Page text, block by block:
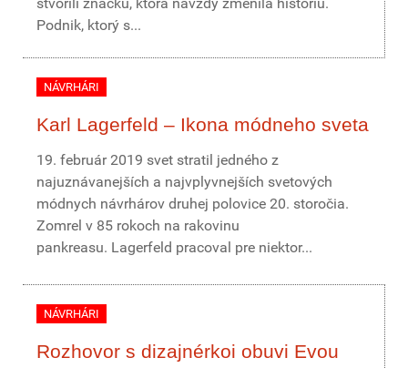
Podnik, ktorý s...
NÁVRHÁRI
Karl Lagerfeld – Ikona módneho sveta
19. február 2019 svet stratil jedného z
najuznávanejších a najvplyvnejších svetových
módnych návrhárov druhej polovice 20. storočia.
Zomrel v 85 rokoch na rakovinu
pankreasu. Lagerfeld pracoval pre niektor...
NÁVRHÁRI
Rozhovor s dizajnérkoi obuvi Evou